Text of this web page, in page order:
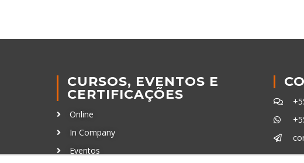
CURSOS, EVENTOS E
CERTIFICAÇÕES
Online
In Company
Eventos